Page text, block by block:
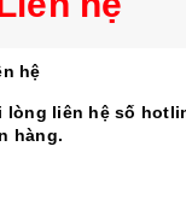
hệ
lòng liên hệ số
hàng.